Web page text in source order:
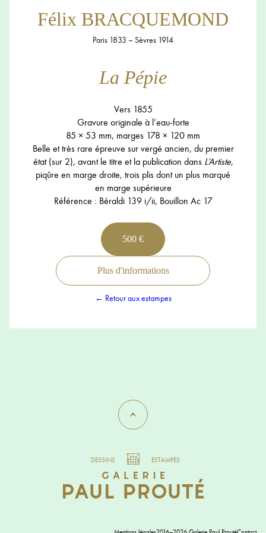
Félix BRACQUEMOND
Paris 1833 – Sèvres 1914
La Pépie
Vers 1855
Gravure originale à l’eau-forte
85 × 53 mm, marges 178 × 120 mm
Belle et très rare épreuve sur vergé ancien, du premier
état (sur 2), avant le titre et la publication dans L’Artiste,
piqûre en marge droite, trois plis dont un plus marqué
en marge supérieure
Référence : Béraldi 139 i/ii, Bouillon Ac 17
500 €
Plus d'informations
← Retour aux estampes
DESSINS ESTAMPES